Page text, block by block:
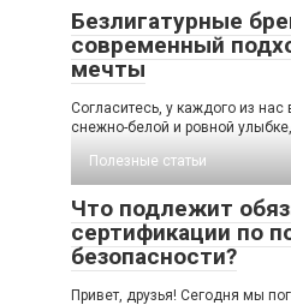
Безлигатурные
современный
мечты
Согласитесь, у каждого из
снежно-белой и ровной улыбке,
Полезные статьи
Что подлежит
сертификации по
безопасности?
Привет, друзья! Сегодня мы